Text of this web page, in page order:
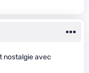
nostalgie avec